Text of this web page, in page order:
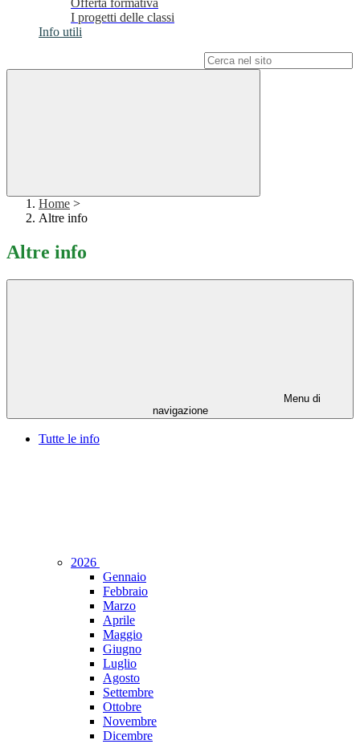
Offerta formativa
I progetti delle classi
Info utili
Home >
Altre info
Altre info
Menu di
navigazione
Tutte le info
2026
Gennaio
Febbraio
Marzo
Aprile
Maggio
Giugno
Luglio
Agosto
Settembre
Ottobre
Novembre
Dicembre